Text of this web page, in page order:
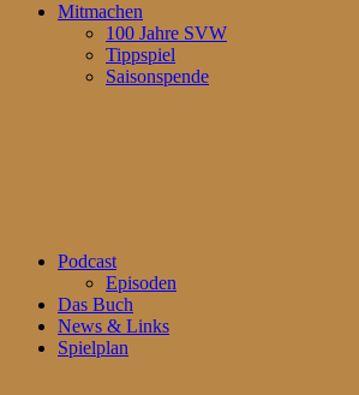
Mitmachen
100 Jahre SVW
Tippspiel
Saisonspende
Podcast
Episoden
Das Buch
News & Links
Spielplan